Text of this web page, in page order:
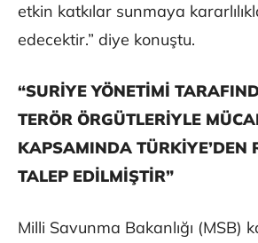
etkin katkılar sunmaya
edecektir.” diye konuştu.
“SURİYE YÖNETİMİ
TERÖR ÖRGÜTLERİYLE
KAPSAMINDA TÜRKİYE’DEN
TALEP EDİLMİŞTİR”
Milli Savunma Bakanlığı (MSB)